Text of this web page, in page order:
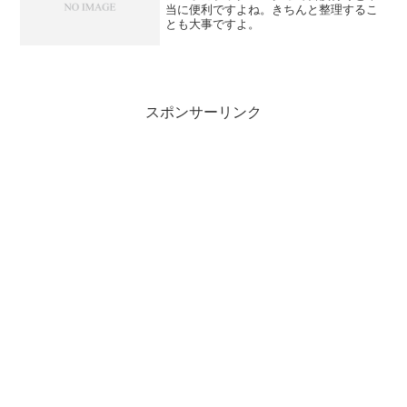
当に便利ですよね。きちんと整理するこ
とも大事ですよ。
スポンサーリンク